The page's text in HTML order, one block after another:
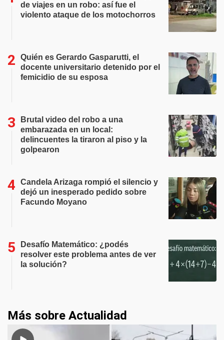
de viajes en un robo: así fue el
violento ataque de los motochorros
Quién es Gerardo Gasparutti, el
docente universitario detenido por el
femicidio de su esposa
Brutal video del robo a una
embarazada en un local:
delincuentes la tiraron al piso y la
golpearon
Candela Arizaga rompió el silencio y
dejó un inesperado pedido sobre
Facundo Moyano
Desafío Matemático: ¿podés
resolver este problema antes de ver
la solución?
Más sobre Actualidad